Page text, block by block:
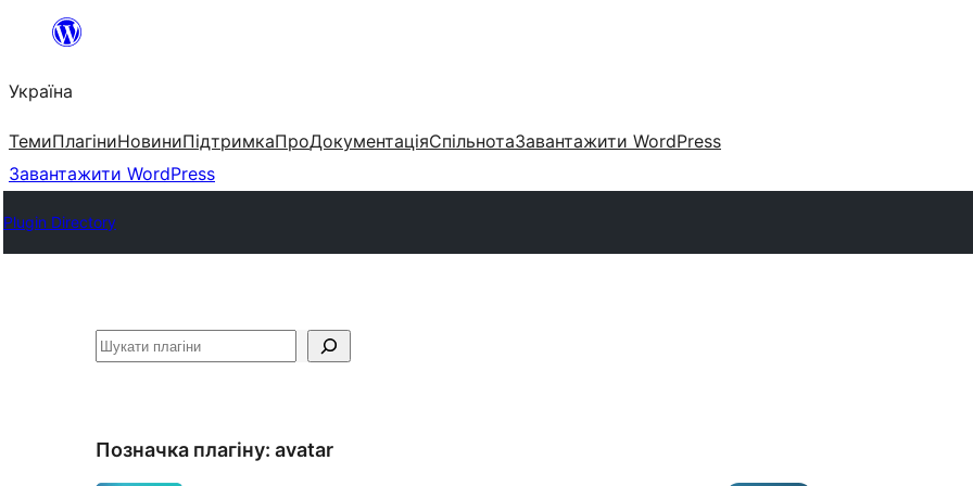
Перейти
вмісту
Україна
ТемиПлагіниНовиниПідтримкаПроДокументаціяСпільнотаЗавантажити WordPress
Завантажити WordPress
Plugin Directory
Пошук
Позначка плагіну: avatar